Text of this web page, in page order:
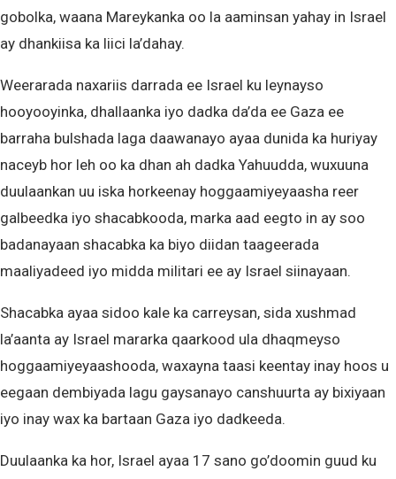
gobolka, waana Mareykanka oo la aaminsan yahay in Israel
ay dhankiisa ka liici la’dahay.
Weerarada naxariis darrada ee Israel ku leynayso
hooyooyinka, dhallaanka iyo dadka da’da ee Gaza ee
barraha bulshada laga daawanayo ayaa dunida ka huriyay
naceyb hor leh oo ka dhan ah dadka Yahuudda, wuxuuna
duulaankan uu iska horkeenay hoggaamiyeyaasha reer
galbeedka iyo shacabkooda, marka aad eegto in ay soo
badanayaan shacabka ka biyo diidan taageerada
maaliyadeed iyo midda militari ee ay Israel siinayaan.
Shacabka ayaa sidoo kale ka carreysan, sida xushmad
la’aanta ay Israel mararka qaarkood ula dhaqmeyso
hoggaamiyeyaashooda, waxayna taasi keentay inay hoos u
eegaan dembiyada lagu gaysanayo canshuurta ay bixiyaan
iyo inay wax ka bartaan Gaza iyo dadkeeda.
Duulaanka ka hor, Israel ayaa 17 sano go’doomin guud ku